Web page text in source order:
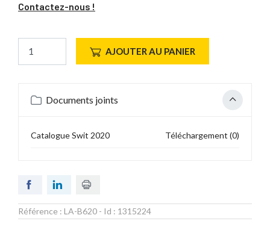
Contactez-nous !
AJOUTER AU PANIER
Documents joints
Catalogue Swit 2020 Téléchargement (0)
Référence : LA-B620 - Id : 1315224